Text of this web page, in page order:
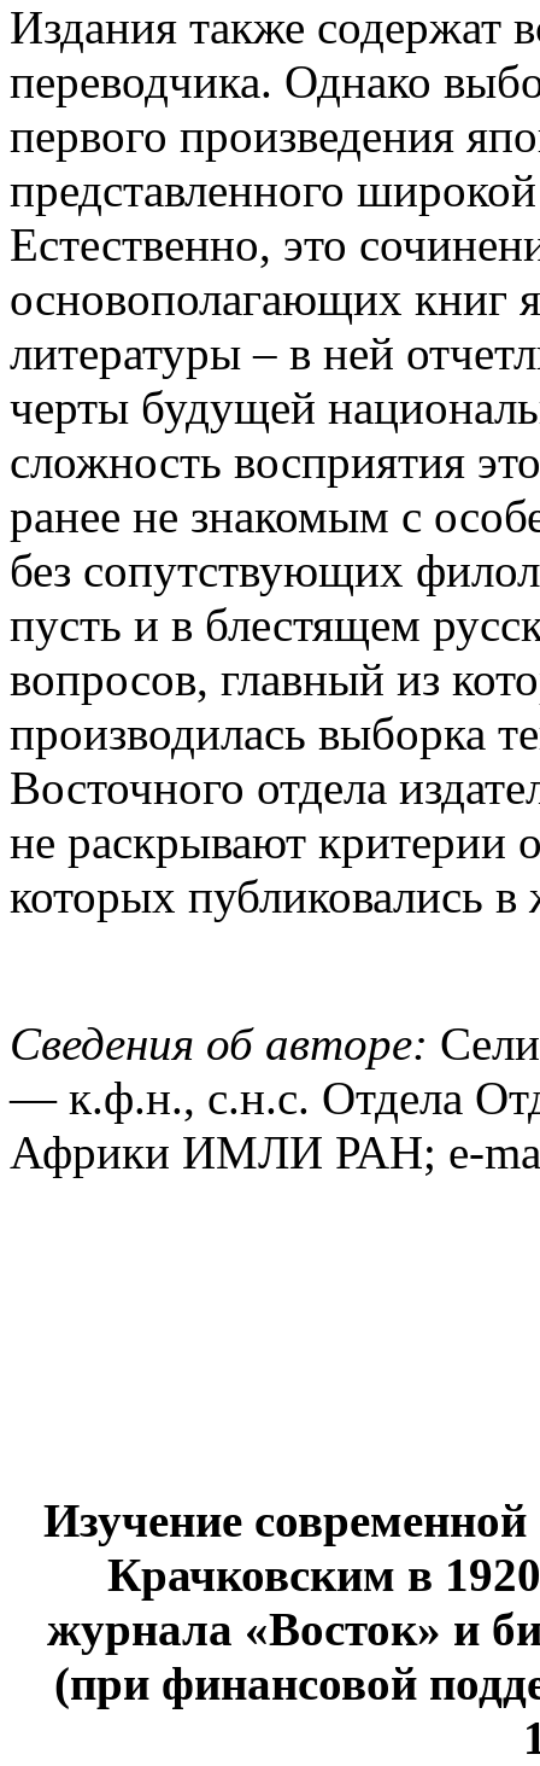
Издания также содержат
переводчика. Однако
первого произведения
представленного
Естественно, это
основополагающих книг
литературы – в ней
черты будущей
сложность восприятия
ранее не знакомым с
без сопутствующих
пусть и в блестящем
вопросов, главный из
производилась выборка
Восточного отдела
не раскрывают критерии
которых публиковались
Сведения об авторе:
— к.ф.н., с.н.с. Отдела
Африки ИМЛИ РАН; e-
Изучение
Крачковским в
журнала «Восток» и
(при финансовой